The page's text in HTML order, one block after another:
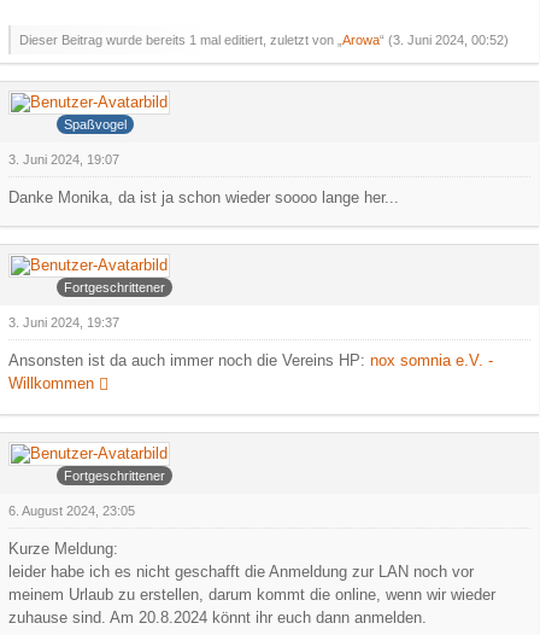
Dieser Beitrag wurde bereits 1 mal editiert, zuletzt von „ Arowa“ (3. Juni 2024, 00:52)
Psychojosh
Spaßvogel
3. Juni 2024, 19:07
Danke Monika, da ist ja schon wieder soooo lange her...
Arowa
Fortgeschrittener
3. Juni 2024, 19:37
Ansonsten ist da auch immer noch die Vereins HP: nox somnia e.V. -
Willkommen
Arowa
Fortgeschrittener
6. August 2024, 23:05
Kurze Meldung:
leider habe ich es nicht geschafft die Anmeldung zur LAN noch vor
meinem Urlaub zu erstellen, darum kommt die online, wenn wir wieder
zuhause sind. Am 20.8.2024 könnt ihr euch dann anmelden.